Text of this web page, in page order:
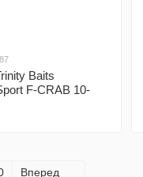
Baits
F-CRAB 10-
Вперед